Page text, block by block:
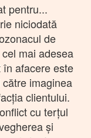
pentru...
niciodată
de
mai adesea
afacere este
imaginea
clientului.
cu terțul
și